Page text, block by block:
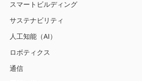
スマートビルディング
サステナビリティ
人工知能（AI）
ロボティクス
通信